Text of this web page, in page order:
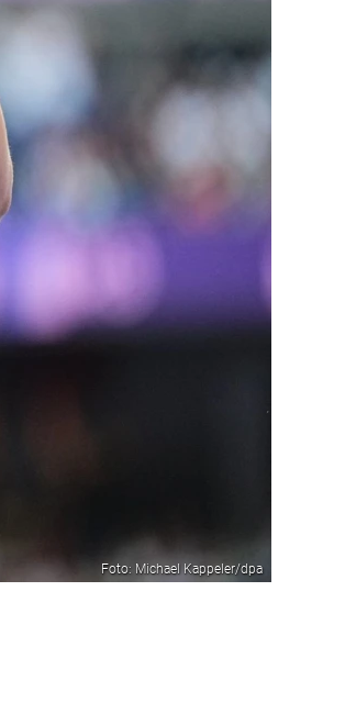
Foto: Michael Kappeler/dpa